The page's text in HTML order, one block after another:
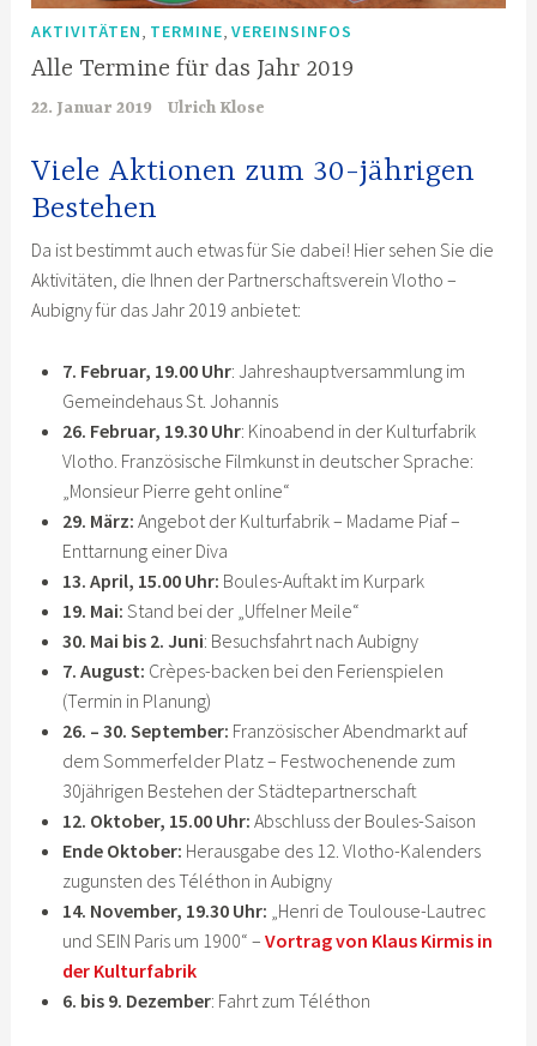
AKTIVITÄTEN TERMINE ,VEREINSINFOS
Alle Termine für das Jahr 2019
22. Januar 2019 Ulrich Klose
Viele Aktionen zum 30-jährigen
Bestehen
Da ist bestimmt auch etwas für Sie dabei! Hier sehen Sie die
Aktivitäten, die Ihnen der Partnerschaftsverein Vlotho –
Aubigny für das Jahr 2019 anbietet:
7. Februar, 19.00 Uhr: Jahreshauptversammlung im
Gemeindehaus St. Johannis
26. Februar, 19.30 Uhr: Kinoabend in der Kulturfabrik
Vlotho. Französische Filmkunst in deutscher Sprache:
„Monsieur Pierre geht online“
29. März: Angebot der Kulturfabrik – Madame Piaf –
Enttarnung einer Diva
13. April, 15.00 Uhr: Boules-Auftakt im Kurpark
19. Mai: Stand bei der „Uffelner Meile“
30. Mai bis 2. Juni: Besuchsfahrt nach Aubigny
7. August: Crèpes-backen bei den Ferienspielen
(Termin in Planung)
26. – 30. September: Französischer Abendmarkt auf
dem Sommerfelder Platz – Festwochenende zum
30jährigen Bestehen der Städtepartnerschaft
12. Oktober, 15.00 Uhr: Abschluss der Boules-Saison
Ende Oktober: Herausgabe des 12. Vlotho-Kalenders
zugunsten des Téléthon in Aubigny
14. November, 19.30 Uhr: „Henri de Toulouse-Lautrec
und SEIN Paris um 1900“ – Vortrag von Klaus Kirmis in
der Kulturfabrik
6. bis 9. Dezember: Fahrt zum Téléthon